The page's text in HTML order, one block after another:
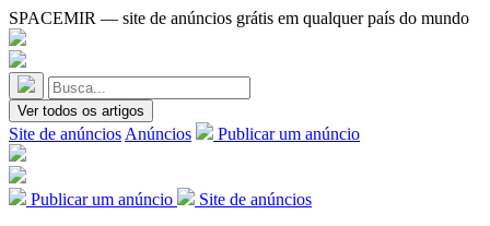
SPACEMIR — site de anúncios grátis em qualquer país do mundo
Ver todos os artigos
Site de anúncios Anúncios Publicar um anúncio
Publicar um anúncio
Site de anúncios